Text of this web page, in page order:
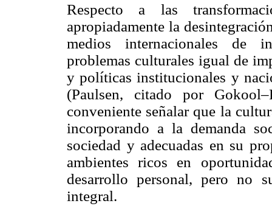
Respecto a las
apropiadamente la
medios internacionales de
problemas culturales igual de
y políticas institucionales y
(Paulsen, citado por
conveniente señalar que la
incorporando a la demanda
sociedad y adecuadas en su
ambientes ricos en
desarrollo personal, pero no
integral.